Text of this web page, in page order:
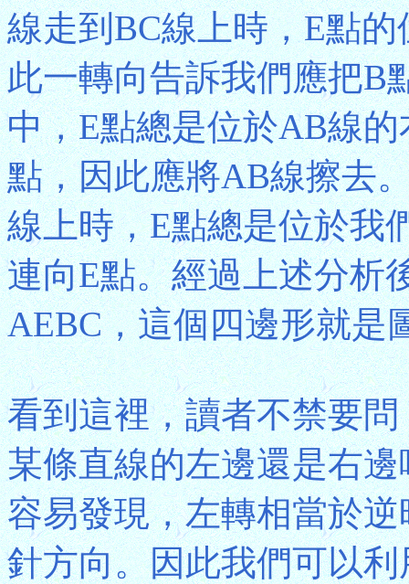
線走到BC線上時，E點
此一轉向告訴我們應把B
中，E點總是位於AB線
點，因此應將AB線擦去
線上時，E點總是位於我
連向E點。經過上述分析
AEBC，這個四邊形就是
看到這裡，讀者不禁要
某條直線的左邊還是右
容易發現，左轉相當於
針方向。因此我們可以